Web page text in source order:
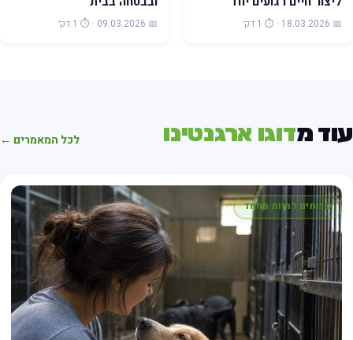
📅 18.03.2026 · ⏱️ 1 דק׳ 📅 09.03.2026 · ⏱️ 1 דק׳
מדוגו ארגנטינו לכל המאמרים ←
שרותים לחיות מחמד